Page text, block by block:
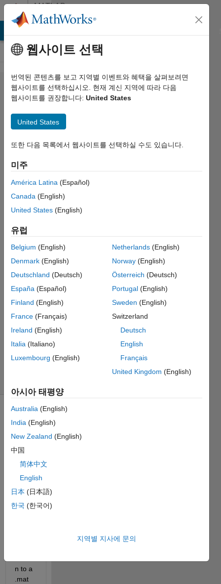
콘텐츠로 바로 가기
MATLAB
Answers
Simulink
- how to
access
time-
series
data
loaded
"From
block?
Kenny
12
1 답변
답변
채택됨
업데이트
시간: 2018
2월 12
Hi all.
that
time-
n to a
.mat
웹사이트 선택
번역된 콘텐츠를 보고 지역별 이벤트와 혜택을 살펴보려면
웹사이트를 선택하십시오. 현재 계신 지역에 따라 다음
웹사이트를 권장합니다: United States
United States
또한 다음 목록에서 웹사이트를 선택하실 수도 있습니다.
미주
América Latina (Español)
Canada (English)
United States (English)
유럽
Belgium (English)
Denmark (English)
Deutschland (Deutsch)
España (Español)
Finland (English)
France (Français)
Ireland (English)
Italia (Italiano)
Luxembourg (English)
Netherlands(English)
Norway(English)
Österreich (Deutsch)
Portugal(English)
Sweden (English)
Switzerland
Deutsch
English
Français
United Kingdom (English)
아시아 태평양
Australia (English)
India (English)
New Zealand (English)
中国
简体中文
English
日本 (日本語)
한국 (한국어)
지역별 지사에 문의